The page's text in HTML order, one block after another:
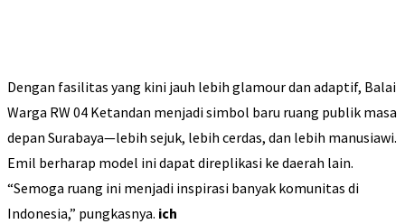
Dengan fasilitas yang kini jauh lebih glamour dan adaptif, Balai
Warga RW 04 Ketandan menjadi simbol baru ruang publik masa
depan Surabaya—lebih sejuk, lebih cerdas, dan lebih manusiawi.
Emil berharap model ini dapat direplikasi ke daerah lain.
“Semoga ruang ini menjadi inspirasi banyak komunitas di
Indonesia,” pungkasnya. ich